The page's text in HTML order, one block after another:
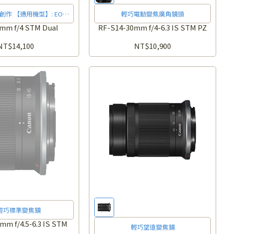
: EOS
R50/EOS R50 V
f/4 STM Dual
輕巧電動變焦廣角鏡頭
RF-S14-30mm f/4-6.3 IS STM PZ
NT$10,900
巧標準變焦鏡
f/4.5-6.3 IS STM
輕巧望遠變焦鏡